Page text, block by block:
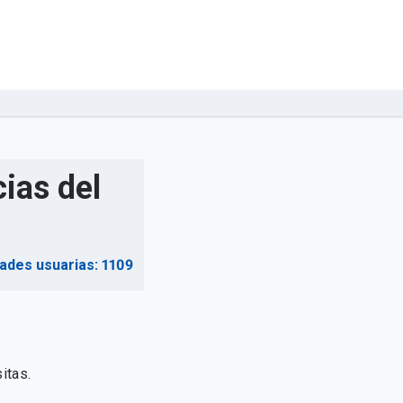
del
usuarias: 1109